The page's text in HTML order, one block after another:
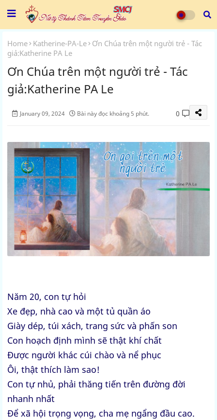
Home Katherine-PA-Le Ơn Chúa trên một người trẻ - Tác
giả:Katherine PA Le
Ơn Chúa trên một người trẻ - Tác
giả:Katherine PA Le
January 09, 2024 Bài này đọc khoảng 5 phút. 0
Năm 20, con tự hỏi
Xe đẹp, nhà cao và một tủ quần áo
Giày dép, túi xách, trang sức và phấn son
Con hoạch định mình sẽ thật khí chất
Được người khác cúi chào và nể phục
Ôi, thật thích làm sao!
Con tự nhủ, phải thăng tiến trên đường đời
nhanh nhất
Để xã hội trọng vọng, cha mẹ ngẩng đầu cao.